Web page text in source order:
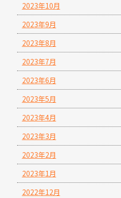
2023年10月
2023年9月
2023年8月
2023年7月
2023年6月
2023年5月
2023年4月
2023年3月
2023年2月
2023年1月
2022年12月